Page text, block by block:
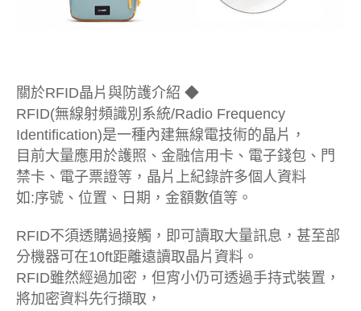
關於RFID晶片與防護介紹 ◆
RFID(無線射頻識別系統/Radio Frequency
Identification)是一種內建無線電技術的晶片，
目前大量應用於護照、金融信用卡、電子錢包、門
禁卡、電子票證等，晶片上紀錄許多個人資料
如:序號、位置、日期，金額數值等。
RFID不須透購過接觸，即可讀取大量訊息，甚至部
分機器可在10ft距離遠讀取晶片資料。
RFID雖然經過加密，但宵小仍可透過手持式裝置，
將加密資料先行擷取，